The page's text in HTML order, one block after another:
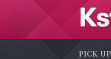
PICK UP